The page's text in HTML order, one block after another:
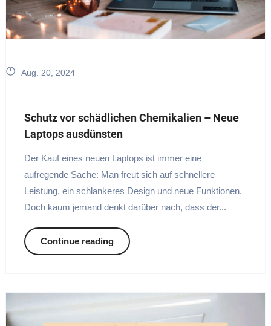
Aug. 20, 2024
Schutz vor schädlichen Chemikalien – Neue
Laptops ausdünsten
Der Kauf eines neuen Laptops ist immer eine
aufregende Sache: Man freut sich auf schnellere
Leistung, ein schlankeres Design und neue Funktionen.
Doch kaum jemand denkt darüber nach, dass der...
Continue reading